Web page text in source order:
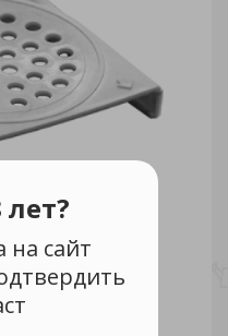
на сайт